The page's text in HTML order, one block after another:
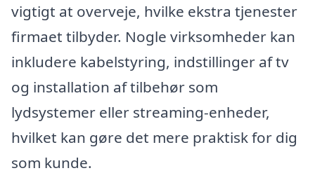
vigtigt at overveje, hvilke ekstra tjenester
firmaet tilbyder. Nogle virksomheder kan
inkludere kabelstyring, indstillinger af tv
og installation af tilbehør som
lydsystemer eller streaming-enheder,
hvilket kan gøre det mere praktisk for dig
som kunde.